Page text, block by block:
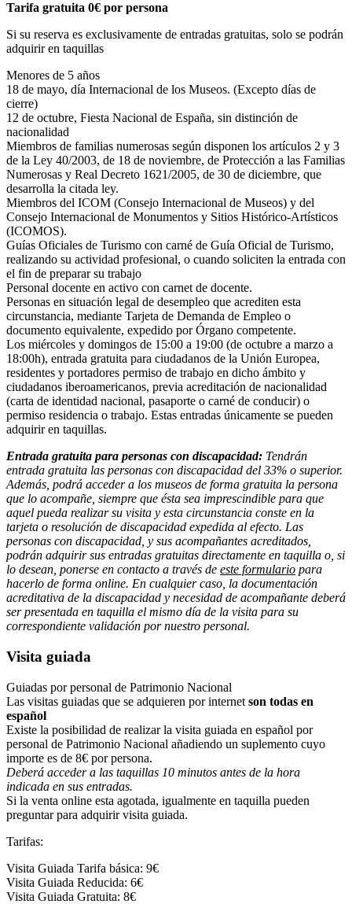
Tarifa gratuita 0€ por persona
Si su reserva es exclusivamente de entradas gratuitas, solo se podrán
adquirir en taquillas
Menores de 5 años
18 de mayo, día Internacional de los Museos. (Excepto días de
cierre)
12 de octubre, Fiesta Nacional de España, sin distinción de
nacionalidad
Miembros de familias numerosas según disponen los artículos 2 y 3
de la Ley 40/2003, de 18 de noviembre, de Protección a las Familias
Numerosas y Real Decreto 1621/2005, de 30 de diciembre, que
desarrolla la citada ley.
Miembros del ICOM (Consejo Internacional de Museos) y del
Consejo Internacional de Monumentos y Sitios Histórico-Artísticos
(ICOMOS).
Guías Oficiales de Turismo con carné de Guía Oficial de Turismo,
realizando su actividad profesional, o cuando soliciten la entrada con
el fin de preparar su trabajo
Personal docente en activo con carnet de docente.
Personas en situación legal de desempleo que acrediten esta
circunstancia, mediante Tarjeta de Demanda de Empleo o
documento equivalente, expedido por Órgano competente.
Los miércoles y domingos de 15:00 a 19:00 (de octubre a marzo a
18:00h), entrada gratuita para ciudadanos de la Unión Europea,
residentes y portadores permiso de trabajo en dicho ámbito y
ciudadanos iberoamericanos, previa acreditación de nacionalidad
(carta de identidad nacional, pasaporte o carné de conducir) o
permiso residencia o trabajo. Estas entradas únicamente se pueden
adquirir en taquillas.
Entrada gratuita para personas con discapacidad: Tendrán
entrada gratuita las personas con discapacidad del 33% o superior.
Además, podrá acceder a los museos de forma gratuita la persona
que lo acompañe, siempre que ésta sea imprescindible para que
aquel pueda realizar su visita y esta circunstancia conste en la
tarjeta o resolución de discapacidad expedida al efecto. Las
personas con discapacidad, y sus acompañantes acreditados,
podrán adquirir sus entradas gratuitas directamente en taquilla o, si
lo desean, ponerse en contacto a través de este formulario para
hacerlo de forma online. En cualquier caso, la documentación
acreditativa de la discapacidad y necesidad de acompañante deberá
ser presentada en taquilla el mismo día de la visita para su
correspondiente validación por nuestro personal.
Visita guiada
Guiadas por personal de Patrimonio Nacional
Las visitas guiadas que se adquieren por internet son todas en
español
Existe la posibilidad de realizar la visita guiada en español por
personal de Patrimonio Nacional añadiendo un suplemento cuyo
importe es de 8€ por persona.
Deberá acceder a las taquillas 10 minutos antes de la hora
indicada en sus entradas.
Si la venta online esta agotada, igualmente en taquilla pueden
preguntar para adquirir visita guiada.
Tarifas:
Visita Guiada Tarifa básica: 9€
Visita Guiada Reducida: 6€
Visita Guiada Gratuita: 8€